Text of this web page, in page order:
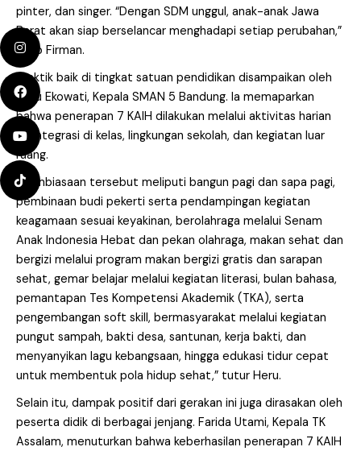
pinter, dan singer. “Dengan SDM unggul, anak-anak Jawa
Barat akan siap berselancar menghadapi setiap perubahan,”
ucap Firman.
Praktik baik di tingkat satuan pendidikan disampaikan oleh
Heru Ekowati, Kepala SMAN 5 Bandung. Ia memaparkan
bahwa penerapan 7 KAIH dilakukan melalui aktivitas harian
terintegrasi di kelas, lingkungan sekolah, dan kegiatan luar
ruang.
“Pembiasaan tersebut meliputi bangun pagi dan sapa pagi,
pembinaan budi pekerti serta pendampingan kegiatan
keagamaan sesuai keyakinan, berolahraga melalui Senam
Anak Indonesia Hebat dan pekan olahraga, makan sehat dan
bergizi melalui program makan bergizi gratis dan sarapan
sehat, gemar belajar melalui kegiatan literasi, bulan bahasa,
pemantapan Tes Kompetensi Akademik (TKA), serta
pengembangan soft skill, bermasyarakat melalui kegiatan
pungut sampah, bakti desa, santunan, kerja bakti, dan
menyanyikan lagu kebangsaan, hingga edukasi tidur cepat
untuk membentuk pola hidup sehat,” tutur Heru.
Selain itu, dampak positif dari gerakan ini juga dirasakan oleh
peserta didik di berbagai jenjang. Farida Utami, Kepala TK
Assalam, menuturkan bahwa keberhasilan penerapan 7 KAIH